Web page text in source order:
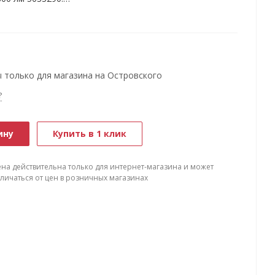
территории.
шарнирами.
лучами 6-8 часов.
для магазина на Островского
Купить в 1 клик
действительна только для интернет-магазина и может
от цен в розничных магазинах